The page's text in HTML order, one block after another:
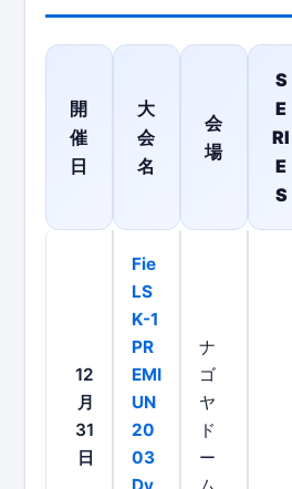
開
催
日
大
会
名
会
場
S
E
RI
E
S
12
月
31
日
Fie
LS
K-1
PR
EMI
UN
20
03
ナ
ゴ
ヤ
ド
ー